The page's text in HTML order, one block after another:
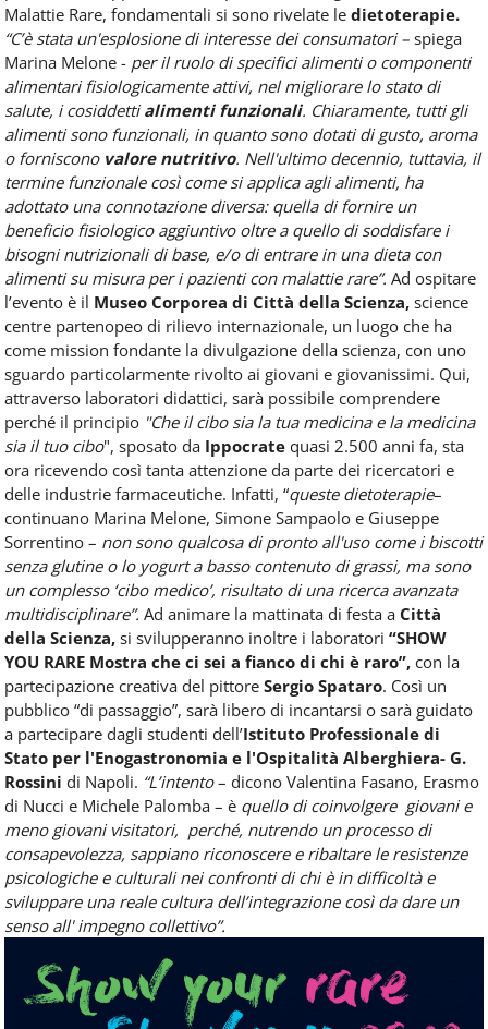
Malattie Rare, fondamentali si sono rivelate le dietoterapie.
“C’è stata un'esplosione di interesse dei consumatori – spiega
Marina Melone - per il ruolo di specifici alimenti o componenti
alimentari fisiologicamente attivi, nel migliorare lo stato di
salute, i cosiddettialimenti funzionali. Chiaramente, tutti gli
alimenti sono funzionali, in quanto sono dotati di gusto, aroma
o forniscono valore nutritivo. Nell'ultimo decennio, tuttavia, il
termine funzionale così come si applica agli alimenti, ha
adottato una connotazione diversa: quella di fornire un
beneficio fisiologico aggiuntivo oltre a quello di soddisfare i
bisogni nutrizionali di base, e/o di entrare in una dieta con
alimenti su misura per i pazienti con malattie rare”. Ad ospitare
l’evento è il Museo Corporea di Città della Scienza, science
centre partenopeo di rilievo internazionale, un luogo che ha
come mission fondante la divulgazione della scienza, con uno
sguardo particolarmente rivolto ai giovani e giovanissimi. Qui,
attraverso laboratori didattici, sarà possibile comprendere
perché il principio "Che il cibo sia la tua medicina e la medicina
sia il tuo cibo", sposato da Ippocrate quasi 2.500 anni fa, sta
ora ricevendo così tanta attenzione da parte dei ricercatori e
delle industrie farmaceutiche. Infatti, “queste dietoterapie–
continuano Marina Melone, Simone Sampaolo e Giuseppe
Sorrentino – non sono qualcosa di pronto all'uso come i biscotti
senza glutine o lo yogurt a basso contenuto di grassi, ma sono
un complesso ‘cibo medico’, risultato di una ricerca avanzata
multidisciplinare”. Ad animare la mattinata di festa a Città
della Scienza, si svilupperanno inoltre i laboratori “SHOW
YOU RARE Mostra che ci sei a fianco di chi è raro”, con la
partecipazione creativa del pittore Sergio Spataro. Così un
pubblico “di passaggio”, sarà libero di incantarsi o sarà guidato
a partecipare dagli studenti dell’Istituto Professionale di
Stato per l'Enogastronomia e l'Ospitalità Alberghiera- G.
Rossini di Napoli. “L’intento– dicono Valentina Fasano, Erasmo
di Nucci e Michele Palomba – è quello di coinvolgere giovani e
meno giovani visitatori, perché, nutrendo un processo di
consapevolezza, sappiano riconoscere e ribaltare le resistenze
psicologiche e culturali nei confronti di chi è in difficoltà e
sviluppare una reale cultura dell’integrazione così da dare un
senso all' impegno collettivo”.